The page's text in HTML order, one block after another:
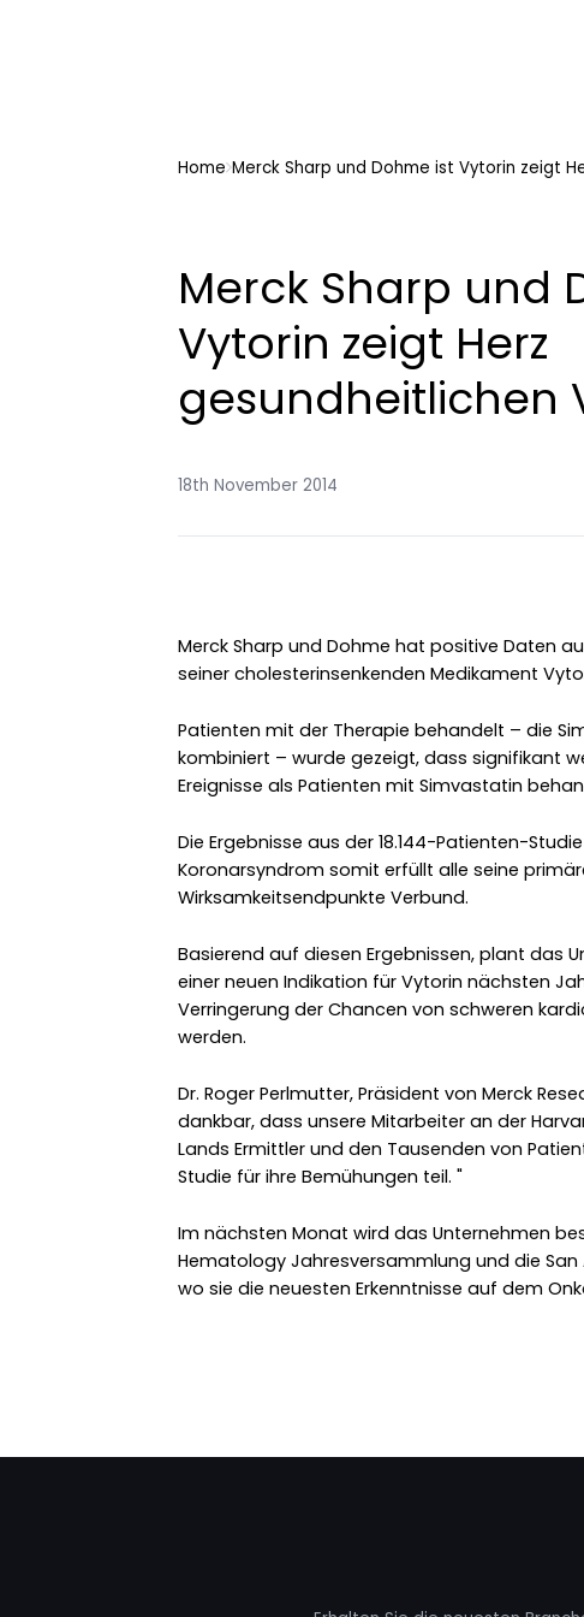
Home Merck Sharp und Dohme ist Vytorin zeigt
Merck Sharp und
Vytorin zeigt Herz
gesundheitlichen
18th November 2014
Merck Sharp und Dohme hat positive Daten
seiner cholesterinsenkenden Medikament
Patienten mit der Therapie behandelt – die
kombiniert – wurde gezeigt, dass signifikant
Ereignisse als Patienten mit Simvastatin
Die Ergebnisse aus der 18.144-Patienten-
Koronarsyndrom somit erfüllt alle seine
Wirksamkeitsendpunkte Verbund.
Basierend auf diesen Ergebnissen, plant das
einer neuen Indikation für Vytorin nächsten
Verringerung der Chancen von schweren
werden.
Dr. Roger Perlmutter, Präsident von Merck
dankbar, dass unsere Mitarbeiter an der
Lands Ermittler und den Tausenden von
Studie für ihre Bemühungen teil. "
Im nächsten Monat wird das Unternehmen
Hematology Jahresversammlung und die
wo sie die neuesten Erkenntnisse auf dem